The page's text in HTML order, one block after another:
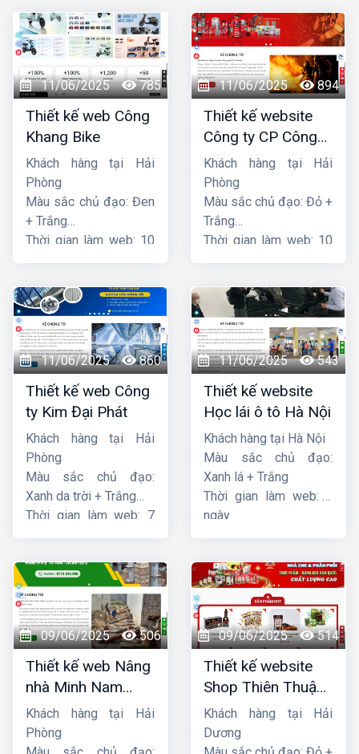
11/06/2025 785
Thiết kế web Công
Khang Bike
Khách hàng tại Hải
Phòng
Màu sắc chủ đạo: Đen
+ Trắng
Thời gian làm web: 10
11/06/2025 894
Thiết kế website
Công ty CP Công
nghệ PCCC Bắc Hà
Khách hàng tại Hải
Phòng
Màu sắc chủ đạo: Đỏ +
Trắng
Thời gian làm web: 10
11/06/2025 860
Thiết kế web Công
ty Kim Đại Phát
Khách hàng tại Hải
Phòng
Màu sắc chủ đạo:
Xanh da trời + Trắng
Thời gian làm web: 7
11/06/2025 543
Thiết kế website
Học lái ô tô Hà Nội
Khách hàng tại Hà Nội
Màu sắc chủ đạo:
Xanh lá + Trắng
Thời gian làm web: 7
ngày
09/06/2025 506
Thiết kế web Nâng
nhà Minh Nam
Hoàng
Khách hàng tại Hải
Phòng
09/06/2025 514
Thiết kế website
Shop Thiên Thuận
Phát
Khách hàng tại Hải
Dương